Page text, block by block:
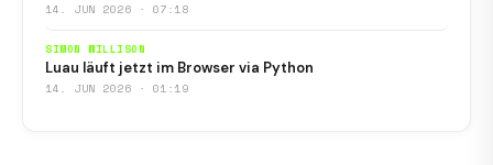
14. JUN 2026 · 07:18
SIMON WILLISON
Luau läuft jetzt im Browser via Python
14. JUN 2026 · 01:19